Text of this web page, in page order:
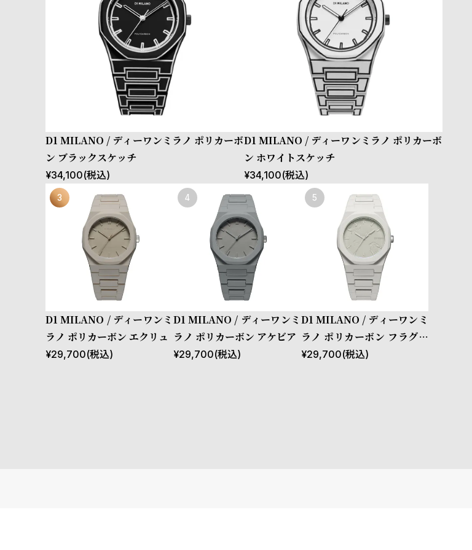
D1 MILANO / ディーワンミラノ ポリカーボ
ン ブラックスケッチ
¥34,100(税込)
D1 MILANO / ディーワンミラノ ポリカーボ
ン ホワイトスケッチ
¥34,100(税込)
D1 MILANO / ディーワンミ
ラノ ポリカーボン エクリュ
¥29,700(税込)
D1 MILANO / ディーワンミ
ラノ ポリカーボン アケビア
¥29,700(税込)
D1 MILANO / ディーワンミ
ラノ ポリカーボン フラグメ
ント
¥29,700(税込)